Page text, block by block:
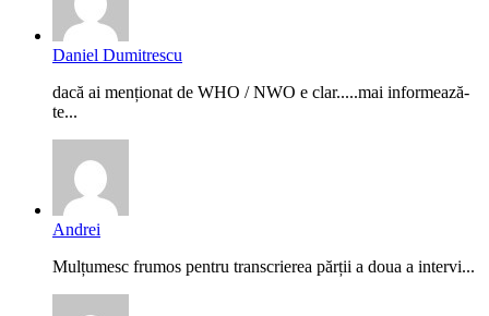
Daniel Dumitrescu
dacă ai menționat de WHO / NWO e clar.....mai informează-
te...
Andrei
Mulțumesc frumos pentru transcrierea părții a doua a intervi...